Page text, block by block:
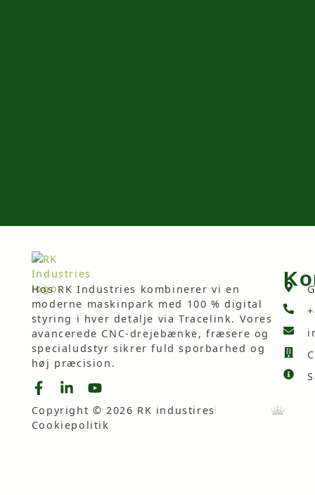
Hos RK Industries kombinerer vi en
moderne maskinpark med 100 % digital
styring i hver detalje via Tracelink. Vores
avancerede CNC-drejebænke, fræsere og
specialudstyr sikrer fuld sporbarhed og
høj præcision.
Copyright © 2026 RK industires
Cookiepolitik